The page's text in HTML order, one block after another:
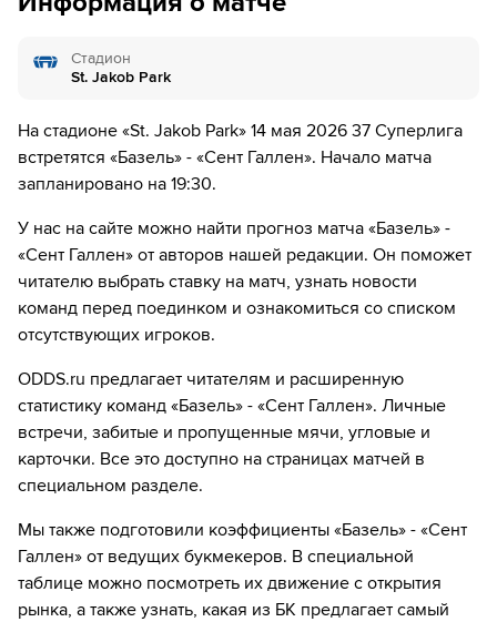
Игрок "Сент Галлен" Алиу Бальде забивает гол!
Замена "Базель": Giacomo Koloto ↔ Альбиан Айети
57´
Замена "Базель": Джердан Шакири ↔ Коба
Коиндреди
59´
Игрок "Базель" Доминик Шмид получает жёлтую
61´
Замена "Сент Галлен": Alessandro Vogt ↔ Diego
Besio
67´ Замена "Базель": Лео Лерой ↔ Ибраим Сала
75´
Замена "Сент Галлен": Лукас Гортлер ↔ Бетим
Фазлии
78´ГОЛ!
78´ Игрок "Сент Галлен" Карло Бухалфа забивает гол!
81´ Замена "Базель": Кейго Цунэмото ↔ Кевин Рюгг
81´
Замена "Базель": Жюльен Дюранвиль ↔ Agon
Rexhaj
Стадион
St. Jakob Park
На стадионе «St. Jakob Park» 14 мая 2026 37 Суперлига
встретятся «Базель» - «Сент Галлен». Начало матча
запланировано на 19:30.
У нас на сайте можно найти прогноз матча «Базель» -
«Сент Галлен» от авторов нашей редакции. Он поможет
читателю выбрать ставку на матч, узнать новости
команд перед поединком и ознакомиться со списком
отсутствующих игроков.
ODDS.ru предлагает читателям и расширенную
статистику команд «Базель» - «Сент Галлен». Личные
встречи, забитые и пропущенные мячи, угловые и
карточки. Все это доступно на страницах матчей в
специальном разделе.
Мы также подготовили коэффициенты «Базель» - «Сент
Галлен» от ведущих букмекеров. В специальной
таблице можно посмотреть их движение с открытия
рынка, а также узнать, какая из БК предлагает самый